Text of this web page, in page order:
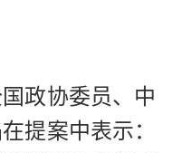
政协委员、中
提案中表示：